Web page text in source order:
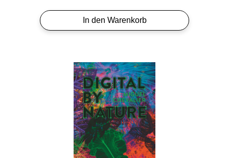
In den Warenkorb